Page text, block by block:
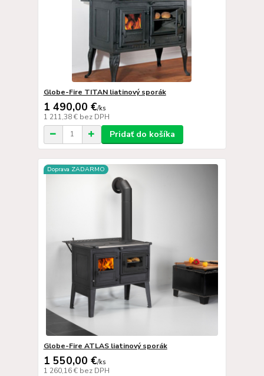
Globe-Fire TITAN liatinový sporák
1 490,00 €/ks
1 211,38 € bez DPH
Pridať do košíka
Doprava ZADARMO
Globe-Fire ATLAS liatinový sporák
1 550,00 €/ks
1 260,16 € bez DPH